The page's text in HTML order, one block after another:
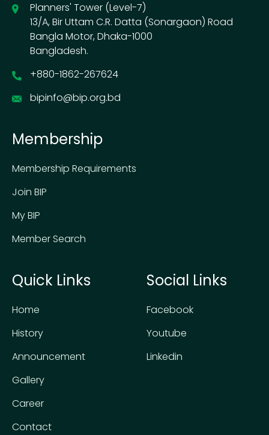
Planners' Tower (Level-7)
13/A, Bir Uttam C.R. Datta (Sonargaon) Road
Bangla Motor, Dhaka-1000
Bangladesh.
+880-1862-267624
bipinfo@bip.org.bd
Membership
Membership Requirements
Join BIP
My BIP
Member Search
Quick Links
Home
History
Announcement
Gallery
Career
Contact
Social Links
Facebook
Youtube
Linkedin